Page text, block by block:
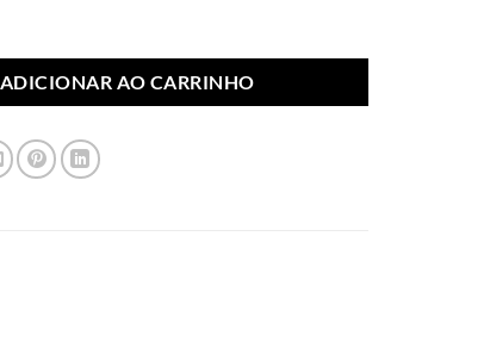
ADICIONAR AO CARRINHO